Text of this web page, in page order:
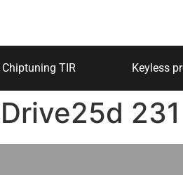
Chiptuning TIR Keyless